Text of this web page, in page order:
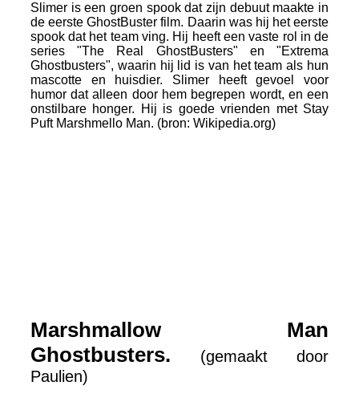
Slimer is een groen spook dat zijn debuut maakte in
de eerste GhostBuster film. Daarin was hij het eerste
spook dat het team ving. Hij heeft een vaste rol in de
series "The Real GhostBusters" en "Extrema
Ghostbusters", waarin hij lid is van het team als hun
mascotte en huisdier. Slimer heeft gevoel voor
humor dat alleen door hem begrepen wordt, en een
onstilbare honger. Hij is goede vrienden met Stay
Puft Marshmello Man. (bron: Wikipedia.org)
Marshmallow Man
Ghostbusters.
(gemaakt door
Paulien)